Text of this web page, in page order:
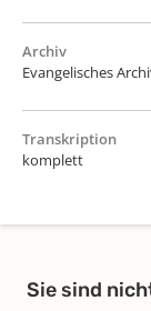
Archiv
Evangelisches
Transkription
komplett
Sie sind